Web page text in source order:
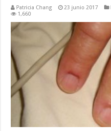
Patricia Chang 23 junio 2017
1,660